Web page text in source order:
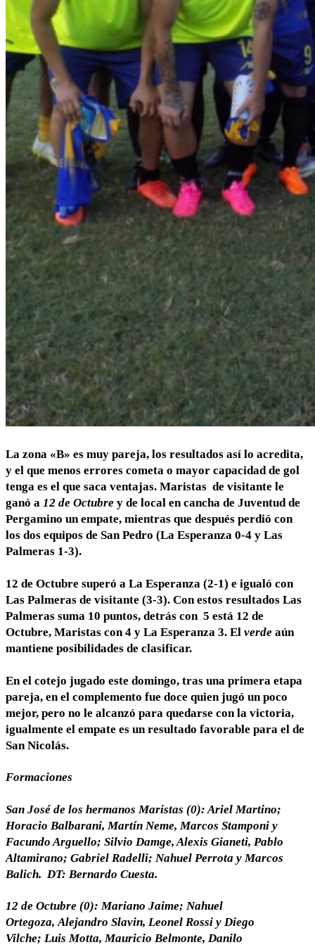
La zona «B» es muy pareja, los resultados así lo acredita,
y el que menos errores cometa o mayor capacidad de gol
tenga es el que saca ventajas. Maristas de visitante le
ganó a 12 de Octubre y de local en cancha de Juventud de
Pergamino un empate, mientras que después perdió con
los dos equipos de San Pedro (La Esperanza 0-4 y Las
Palmeras 1-3).
12 de Octubre superó a La Esperanza (2-1) e igualó con
Las Palmeras de visitante (3-3). Con estos resultados Las
Palmeras suma 10 puntos, detrás con 5 está 12 de
Octubre, Maristas con 4 y La Esperanza 3. El verde aún
mantiene posibilidades de clasificar.
En el cotejo jugado este domingo, tras una primera etapa
pareja, en el complemento fue doce quien jugó un poco
mejor, pero no le alcanzó para quedarse con la victoria,
igualmente el empate es un resultado favorable para el de
San Nicolás.
Formaciones
San José de los hermanos Maristas (0): Ariel Martino;
Horacio Balbarani, Martín Neme, Marcos Stamponi y
Facundo Arguello; Silvio Damge, Alexis Gianeti, Pablo
Altamirano; Gabriel Radelli; Nahuel Perrota y Marcos
Balich. DT: Bernardo Cuesta.
12 de Octubre (0): Mariano Jaime; Nahuel
Ortegoza,Alejandro Slavin, Leonel Rossi y Diego
Vilche; Luis Motta,Mauricio Belmonte, Danilo